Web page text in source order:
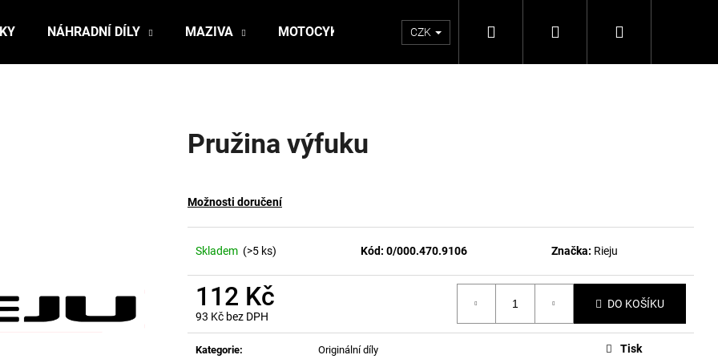
NÁHRADNÍ DÍLY MAZIVA MOTOCYKLY CZK Hledat PřihlášeníNákupní
Pružina výfuku
Možnosti doručení
Skladem (>5 ks) Kód: 0/000.470.9106 Značka: Rieju
112 Kč
93 Kč bez DPH
Měrná
cena:
DO KOŠÍKU
Kategorie:
Originální díly
Tisk
HLEDAT